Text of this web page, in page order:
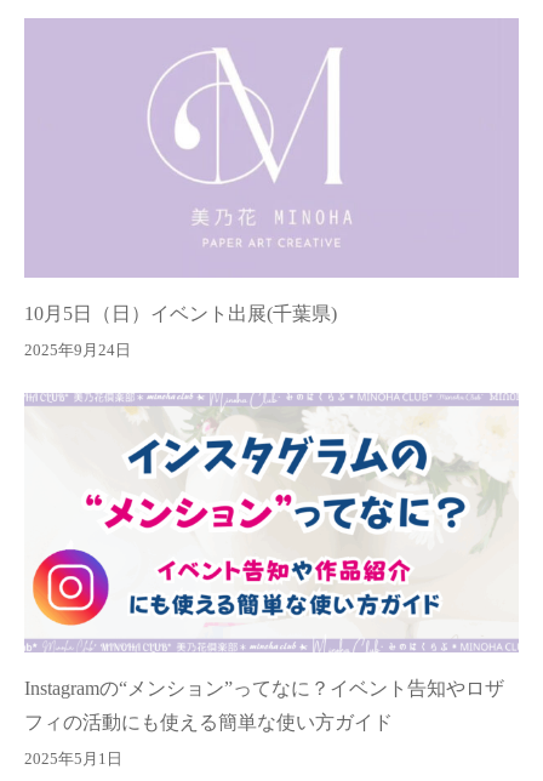
10月5日（日）イベント出展(千葉県)
2025年9月24日
Instagramの“メンション”ってなに？イベント告知やロザ
フィの活動にも使える簡単な使い方ガイド
2025年5月1日